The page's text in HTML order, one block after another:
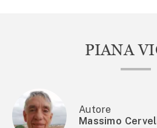
PIANA
Autore
Massimo